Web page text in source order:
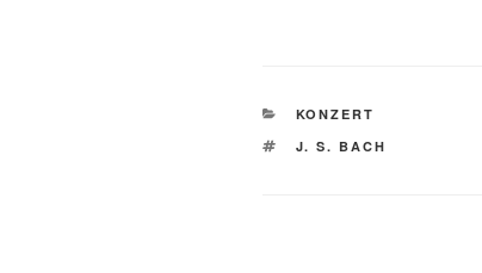
KATEGORIEN
KONZERT
SCHLAGWÖRTER
J. S. BACH